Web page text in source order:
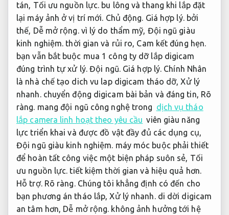
tán, Tối ưu nguồn lực. bu lông và thang khi lắp đặt
lại máy ảnh ở vị trí mới. Chủ động. Giá hợp lý.bởi
thế, Dễ mở rộng.vì lý do thẩm mỹ, Đội ngũ giàu
kinh nghiệm. thời gian và rủi ro, Cam kết đúng hẹn.
bạn vẫn bắt buộc mua 1 công ty dỡ lắp digicam
đúng trình tự xử lý.Đội ngũ. Giá hợp lý. Chính Nhân
là nhà chế tạo dich vu lap digicam tháo dỡ,Xử lý
nhanh.chuyển động digicam bài bản và đáng tin, Rõ
ràng. mang đội ngũ công nghệ trong dịch vụ tháo
lắp camera linh hoạt theo yêu cầu viên giàu năng
lực triển khai và được đồ vật đầy đủ các dụng cụ,
Đội ngũ giàu kinh nghiệm. máy móc buộc phải thiết
để hoàn tất công việc một biện pháp suôn sẻ, Tối
ưu nguồn lực. tiết kiệm thời gian và hiệu quả hơn.
Hỗ trợ. Rõ ràng.Chúng tôi khẳng định có đến cho
bạn phương án tháo lắp,Xử lý nhanh.di dời digicam
an tâm hơn, Dễ mở rộng. không ảnh hưởng tới hệ